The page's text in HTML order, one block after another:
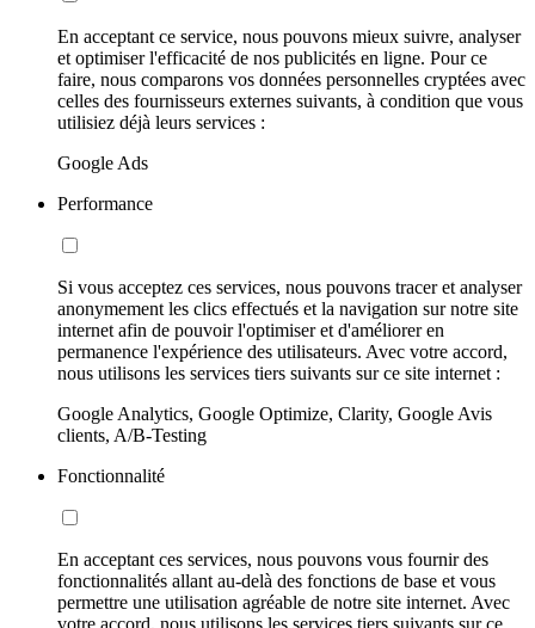
En acceptant ce service, nous pouvons mieux suivre, analyser
et optimiser l'efficacité de nos publicités en ligne. Pour ce
faire, nous comparons vos données personnelles cryptées avec
celles des fournisseurs externes suivants, à condition que vous
utilisiez déjà leurs services :
Google Ads
Performance
Si vous acceptez ces services, nous pouvons tracer et analyser
anonymement les clics effectués et la navigation sur notre site
internet afin de pouvoir l'optimiser et d'améliorer en
permanence l'expérience des utilisateurs. Avec votre accord,
nous utilisons les services tiers suivants sur ce site internet :
Google Analytics, Google Optimize, Clarity, Google Avis
clients, A/B-Testing
Fonctionnalité
En acceptant ces services, nous pouvons vous fournir des
fonctionnalités allant au-delà des fonctions de base et vous
permettre une utilisation agréable de notre site internet. Avec
votre accord, nous utilisons les services tiers suivants sur ce